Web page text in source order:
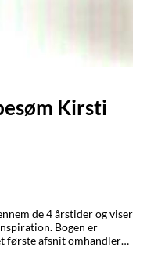
Kirsti
Bogen er